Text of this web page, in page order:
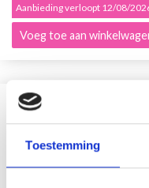
Toestemming
Aanbieding verloopt 12/08/
Voeg toe aan
VERGELIJKBAAR MET
19% korting